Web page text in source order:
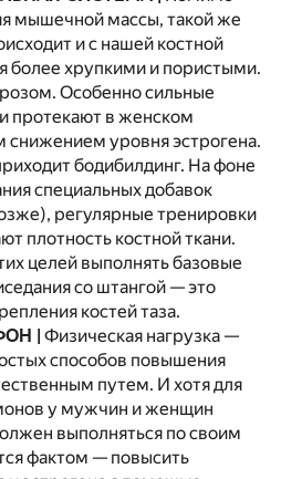
мышечной массы, такой же
и с нашей костной
более хрупкими и пористыми.
Особенно сильные
протекают в женском
снижением уровня эстрогена.
бодибилдинг. На фоне
специальных добавок
регулярные тренировки
плотность костной ткани.
целей выполнять базовые
со штангой — это
костей таза.
| Физическая нагрузка —
способов повышения
путем. И хотя для
у мужчин и женщин
выполняться по своим
фактом — повысить